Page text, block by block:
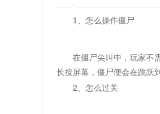
1、怎么操作僵尸
在僵尸尖叫中，玩家不需
长按屏幕，僵尸便会在跳跃
2、怎么过关